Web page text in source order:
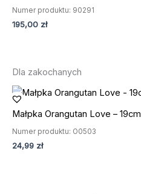
Numer produktu: 90291
195,00 zł
Dla zakochanych
Małpka Orangutan Love – 19cm
Numer produktu: O0503
24,99 zł